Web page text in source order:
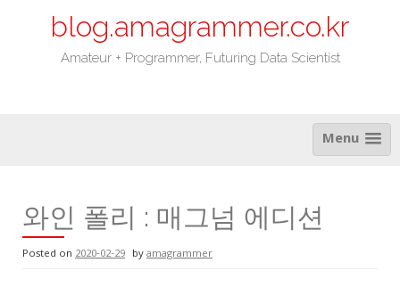
blog.amagrammer.co.kr
Amateur + Programmer, Futuring Data Scientist
Menu
와인 폴리 : 매그넘 에디션
Posted on 2020-02-29 byamagrammer